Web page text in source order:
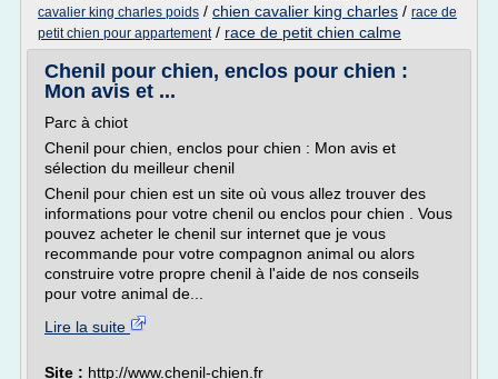
cavalier king charles poids / chien cavalier king charles / race de
petit chien pour appartement/ race de petit chien calme
Chenil pour chien, enclos pour chien :
Mon avis et ...
Parc à chiot
Chenil pour chien, enclos pour chien : Mon avis et
sélection du meilleur chenil
Chenil pour chien est un site où vous allez trouver des
informations pour votre chenil ou enclos pour chien . Vous
pouvez acheter le chenil sur internet que je vous
recommande pour votre compagnon animal ou alors
construire votre propre chenil à l'aide de nos conseils
pour votre animal de...
Lire la suite
Site : http://www.chenil-chien.fr